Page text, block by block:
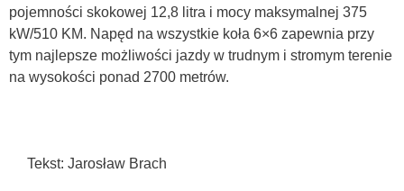
pojemności skokowej 12,8 litra i mocy maksymalnej 375
kW/510 KM. Napęd na wszystkie koła 6×6 zapewnia przy
tym najlepsze możliwości jazdy w trudnym i stromym terenie
na wysokości ponad 2700 metrów.
Tekst: Jarosław Brach